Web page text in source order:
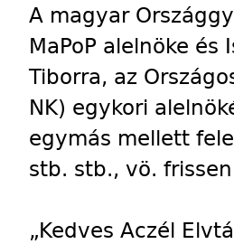
A magyar
MaPoP alelnöke
Tiborra, az
NK) egykori
egymás mellett
stb. stb., vö.
„Kedves Aczél